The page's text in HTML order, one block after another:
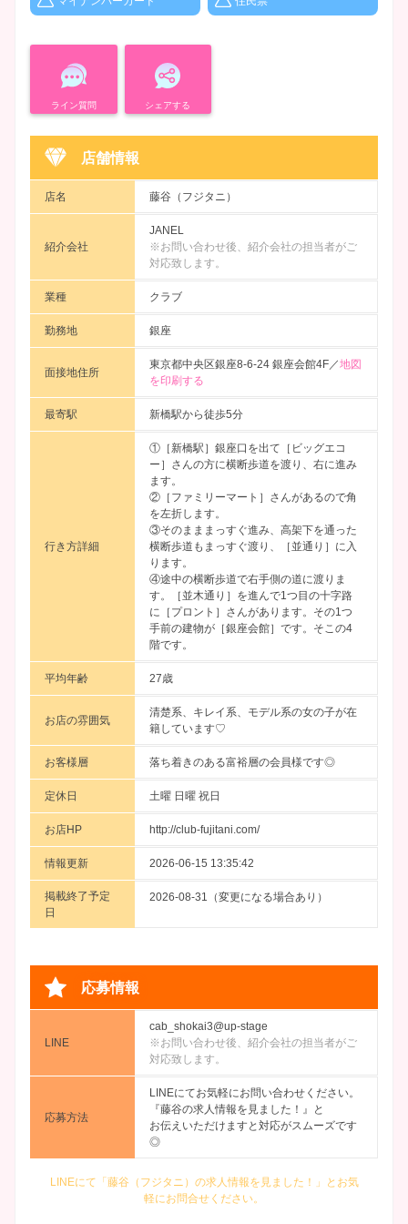
ライン質問 シェアする
店舗情報
店名 藤谷（フジタニ）
紹介会社
JANEL
※お問い合わせ後、紹介会社の担当者がご
対応致します。
業種 クラブ
勤務地 銀座
面接地住所
東京都中央区銀座8-6-24 銀座会館4F／地図
を印刷する
最寄駅 新橋駅から徒歩5分
行き方詳細
①［新橋駅］銀座口を出て［ビッグエコ
ー］さんの方に横断歩道を渡り、右に進み
ます。
②［ファミリーマート］さんがあるので角
を左折します。
③そのまままっすぐ進み、高架下を通った
横断歩道もまっすぐ渡り、［並通り］に入
ります。
④途中の横断歩道で右手側の道に渡りま
す。［並木通り］を進んで1つ目の十字路
に［プロント］さんがあります。その1つ
手前の建物が［銀座会館］です。そこの4
階です。
平均年齢 27歳
お店の雰囲気
清楚系、キレイ系、モデル系の女の子が在
籍しています♡
お客様層 落ち着きのある富裕層の会員様です◎
定休日 土曜 日曜 祝日
お店HP http://club-fujitani.com/
情報更新 2026-06-15 13:35:42
掲載終了予定
日
2026-08-31（変更になる場合あり）
応募情報
LINE
cab_shokai3@up-stage
※お問い合わせ後、紹介会社の担当者がご
対応致します。
応募方法
LINEにてお気軽にお問い合わせください。
『藤谷の求人情報を見ました！』と
お伝えいただけますと対応がスムーズです
◎
LINEにて「藤谷（フジタニ）の求人情報を見ました！」とお気
軽にお問合せください。